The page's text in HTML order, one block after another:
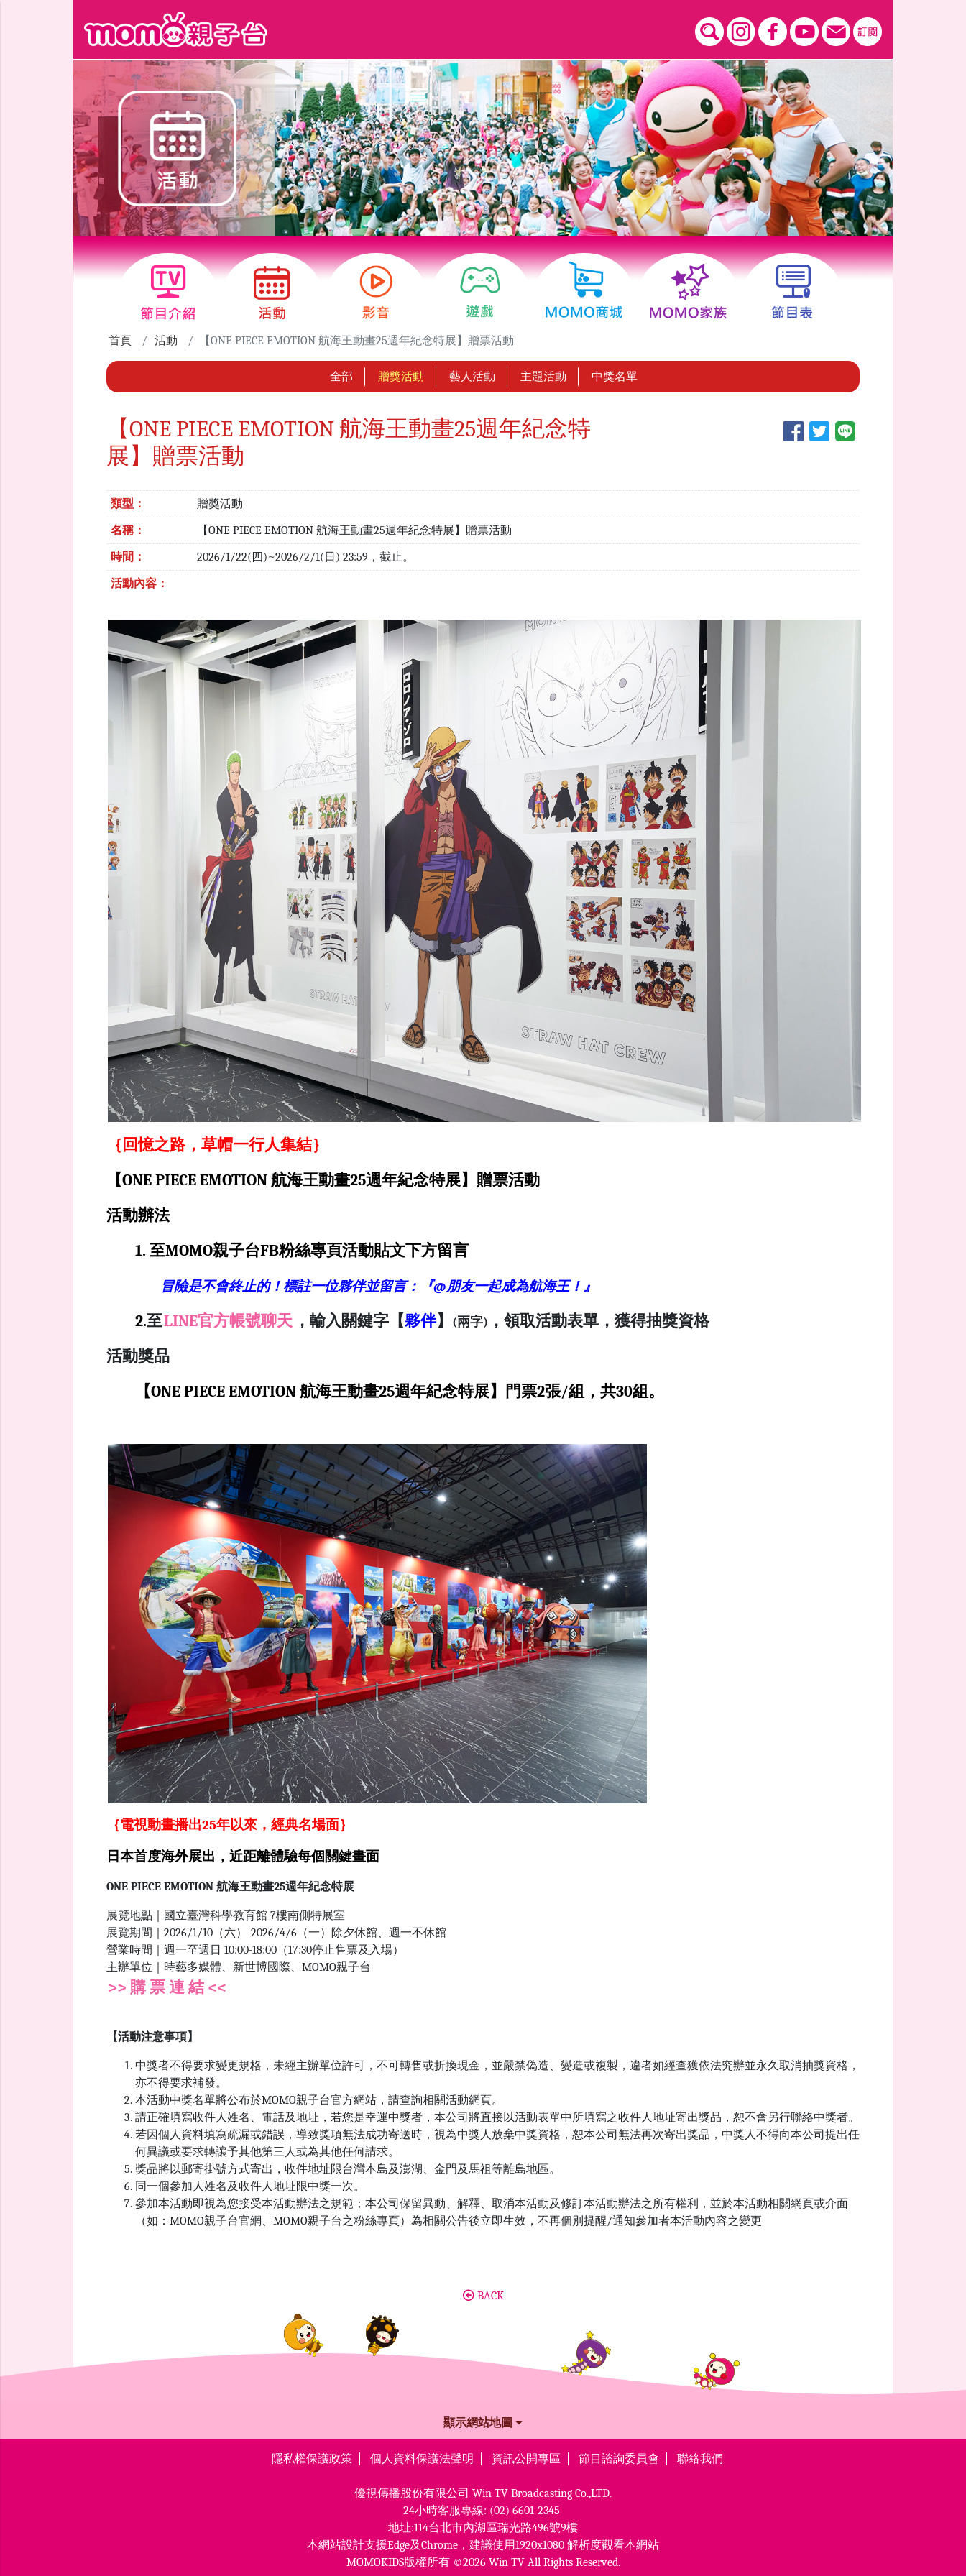
首頁 活動 【ONE PIECE EMOTION 航海王動畫25週年紀念特展】贈票活動
全部 贈獎活動 藝人活動 主題活動 中獎名單
【ONE PIECE EMOTION 航海王動畫25週年紀念特
展】贈票活動
類型： 贈獎活動
名稱： 【ONE PIECE EMOTION 航海王動畫25週年紀念特展】贈票活動
時間： 2026/1/22(四)~2026/2/1(日) 23:59，截止。
活動內容：
｛回憶之路，草帽一行人集結｝
【ONE PIECE EMOTION 航海王動畫25週年紀念特展】贈票活動
活動辦法
1. 至MOMO親子台FB粉絲專頁活動貼文下方留言
冒險是不會終止的！標註一位夥伴並留言：『@朋友一起成為航海王！』
2.至LINE官方帳號聊天 ，輸入關鍵字【夥伴】 (兩字) ，領取活動表單，獲得抽獎資格
活動獎品
【ONE PIECE EMOTION 航海王動畫25週年紀念特展】門票2張/組，共30組。
｛電視動畫播出25年以來，經典名場面｝
日本首度海外展出， 近距離體驗每個關鍵畫面
ONE PIECE EMOTION 航海王動畫25週年紀念特展
展覽地點｜國立臺灣科學教育館 7樓南側特展室
展覽期間｜2026/1/10（六）-2026/4/6（一）除夕休館、週一不休館
營業時間｜週一至週日 10:00-18:00（17:30停止售票及入場）
主辦單位｜時藝多媒體、新世博國際、MOMO親子台
>> 購 票 連 結 <<
【活動注意事項】
中獎者不得要求變更規格，未經主辦單位許可，不可轉售或折換現金，並嚴禁偽造、變造或複製，違者如經查獲依法究辦並永久取消抽獎資格，
亦不得要求補發。
本活動中獎名單將公布於MOMO親子台官方網站，請查詢相關活動網頁。
請正確填寫收件人姓名、電話及地址，若您是幸運中獎者，本公司將直接以活動表單中所填寫之收件人地址寄出獎品，恕不會另行聯絡中獎者。
若因個人資料填寫疏漏或錯誤，導致獎項無法成功寄送時，視為中獎人放棄中獎資格，恕本公司無法再次寄出獎品，中獎人不得向本公司提出任
何異議或要求轉讓予其他第三人或為其他任何請求。
獎品將以郵寄掛號方式寄出，收件地址限台灣本島及澎湖、金門及馬祖等離島地區。
同一個參加人姓名及收件人地址限中獎一次。
參加本活動即視為您接受本活動辦法之規範；本公司保留異動、解釋、取消本活動及修訂本活動辦法之所有權利，並於本活動相關網頁或介面
（如：MOMO親子台官網、MOMO親子台之粉絲專頁）為相關公告後立即生效，不再個別提醒/通知參加者本活動內容之變更
BACK
顯示網站地圖
隱私權保護政策 個人資料保護法聲明 資訊公開專區 節目諮詢委員會 聯絡我們
優視傳播股份有限公司 Win TV Broadcasting Co.,LTD.
24小時客服專線: (02) 6601-2345
地址:114台北市內湖區瑞光路496號9樓
本網站設計支援Edge及Chrome， 建議使用1920x1080 解析度觀看本網站
MOMOKIDS版權所有 ©2026 Win TV All Rights Reserved.